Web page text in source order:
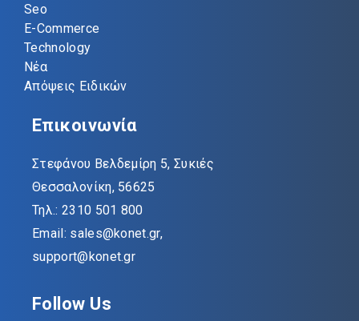
Seo
E-Commerce
Technology
Νέα
Απόψεις Ειδικών
Επικοινωνία
Στεφάνου Βελδεμίρη 5, Συκιές
Θεσσαλονίκη, 56625
Τηλ.: 2310 501 800
Email: sales@konet.gr,
support@konet.gr
Follow Us